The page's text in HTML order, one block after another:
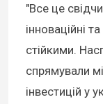
"Все це
інноваційні
стійкими.
спрямували
інвестицій у